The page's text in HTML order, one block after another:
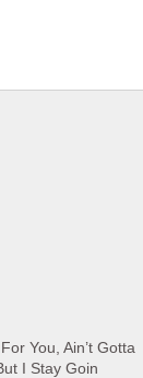
You, Ain’t Gotta
I Stay Goin